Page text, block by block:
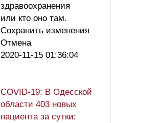
здравоохранения
или кто оно там.
Сохранить изменения
Отмена
2020-11-15 01:36:04
COVID-19: В Одесской
области 403 новых
пациента за сутки: